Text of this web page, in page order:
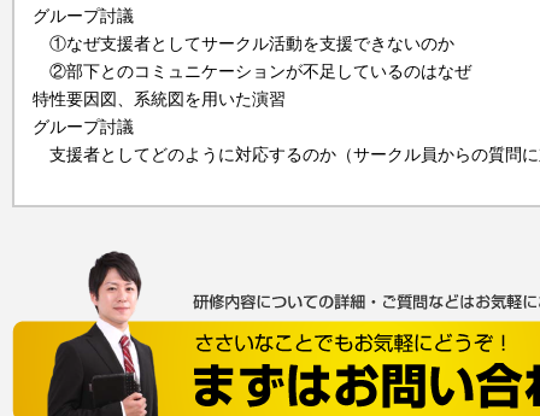
グループ討議
①なぜ支援者としてサークル活動を支援できないのか
②部下とのコミュニケーションが不足しているのはなぜ
特性要因図、系統図を用いた演習
グループ討議
支援者としてどのように対応するのか（サークル員からの質問